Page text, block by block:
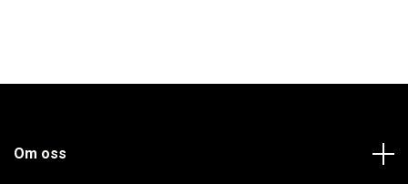
Om oss